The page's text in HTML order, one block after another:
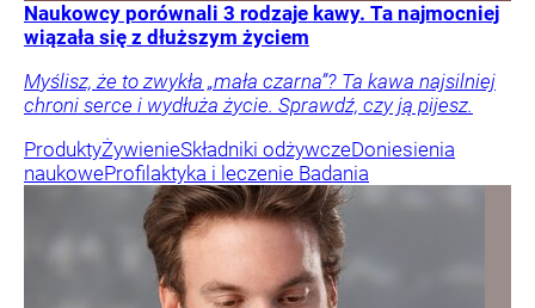
Naukowcy porównali 3 rodzaje kawy. Ta najmocniej
wiązała się z dłuższym życiem
Myślisz, że to zwykła „mała czarna”? Ta kawa najsilniej
chroni serce i wydłuża życie. Sprawdź, czy ją pijesz.
ProduktyŻywienieSkładniki odżywczeDoniesienia
naukoweProfilaktyka i leczenie Badania